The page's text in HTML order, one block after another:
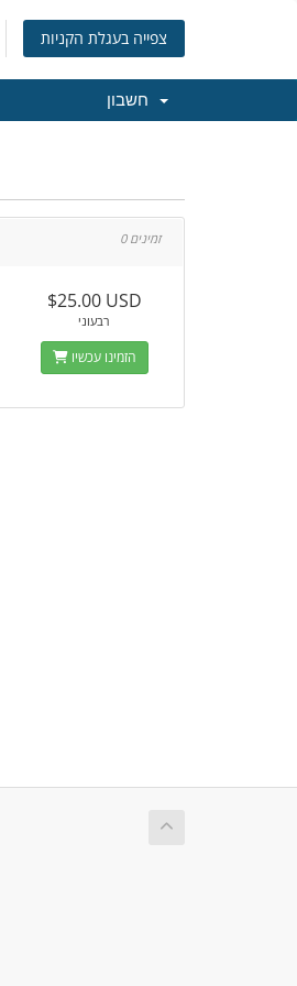
צפייה בעגלת הקניות
0 זמינים
$25.00 USD
רבעוני
הזמינו עכשיו